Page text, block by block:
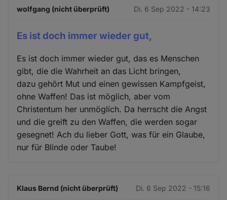
wolfgang (nicht überprüft) Di. 6 Sep 2022 - 14:23
Es ist doch immer wieder gut,
Es ist doch immer wieder gut, das es Menschen
gibt, die die Wahrheit an das Licht bringen,
dazu gehört Mut und einen gewissen Kampfgeist,
ohne Waffen! Das ist möglich, aber vom
Christentum her unmöglich. Da herrscht die Angst
und die greift zu den Waffen, die werden sogar
gesegnet! Ach du lieber Gott, was für ein Glaube,
nur für Blinde oder Taube!
Klaus Bernd (nicht überprüft) Di. 6 Sep 2022 - 15:16